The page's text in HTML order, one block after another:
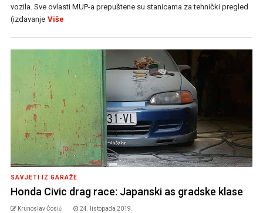
vozila. Sve ovlasti MUP-a prepuštene su stanicama za tehnički pregled
(izdavanje Više
SAVJETI IZ GARAŽE
Honda Civic drag race: Japanski as gradske klase
Krunoslav Ćosić 24. listopada 2019.